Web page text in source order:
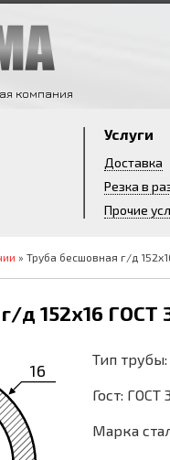
компания
Услуги
Доставка
Резка в
Прочие
» Труба бесшовная г/д
д 152х16 ГОСТ
16
Тип
Гост: ГОСТ
Марка